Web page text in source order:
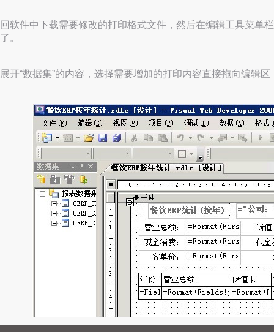
回软件中下载需要修改的打印格式文件，然后在编辑工具菜单
了。
展开“数据集”的内容，选择需要增加的打印内容直接拖向编辑区